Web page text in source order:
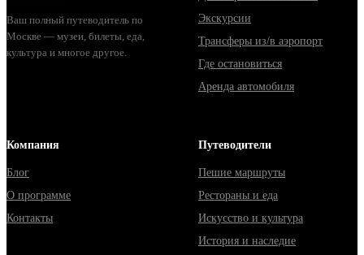
Ваш полный путеводитель по
Москве — музеи, билеты, еда,
культура и многое другое.
Экскурсии
Трансферы из/в аэропорт
Где остановиться
Аренда автомобиля
Компания
Блог
О программе
Контакты
Путеводители
Пешие маршруты
Рестораны и еда
Искусство и культура
История и наследие